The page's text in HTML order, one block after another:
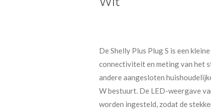
De Shelly Plus Plug S is een
connectiviteit en meting van het
andere aangesloten
W bestuurt. De LED-weergave
worden ingesteld, zodat de